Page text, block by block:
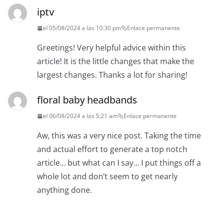
iptv
el 05/08/2024 a las 10:30 pm Enlace permanente
Greetings! Very helpful advice within this
article! It is the little changes that make the
largest changes. Thanks a lot for sharing!
floral baby headbands
el 06/08/2024 a las 5:21 am Enlace permanente
Aw, this was a very nice post. Taking the time
and actual effort to generate a top notch
article… but what can I say… I put things off a
whole lot and don’t seem to get nearly
anything done.